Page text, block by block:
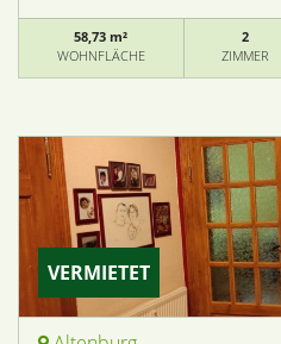
58,73 m²
WOHNFLÄCHE
2
ZIMMER
VERMIETET